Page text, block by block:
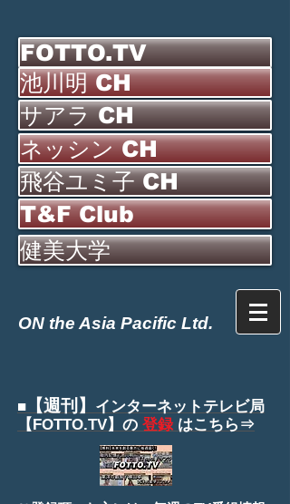
FOTTO.TV
池川明 CH
サアラ CH
ネッシン CH
飛谷ユミ子 CH
T&F Club
健美大学
ON the Asia Pacific Ltd.
■ 【週刊】
インターネットテレビ局
【FOTTO.TV】の 登録 はこちら⇒